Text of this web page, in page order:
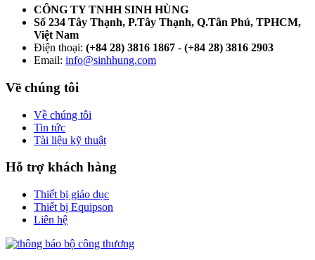
CÔNG TY TNHH SINH HÙNG
Số 234 Tây Thạnh, P.Tây Thạnh, Q.Tân Phú, TPHCM,
Việt Nam
Điện thoại: (+84 28) 3816 1867 - (+84 28) 3816 2903
Email: info@sinhhung.com
Về chúng tôi
Về chúng tôi
Tin tức
Tài liệu kỹ thuật
Hỗ trợ khách hàng
Thiết bị giáo dục
Thiết bị Equipson
Liên hệ